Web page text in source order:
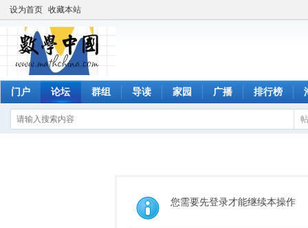
设为首页 收藏本站
门户 论坛 群组 导读 家园 广播 排行榜
您需要先登录才能继续本操作